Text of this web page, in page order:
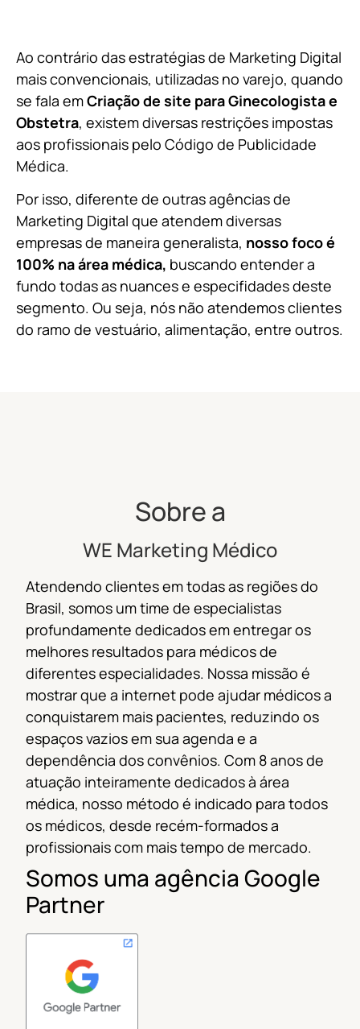
Ao contrário das estratégias de Marketing Digital
mais convencionais, utilizadas no varejo, quando
se fala emCriação de site para Ginecologista e
Obstetra, existem diversas restrições impostas
aos profissionais pelo Código de Publicidade
Médica.
Por isso, diferente de outras agências de
Marketing Digital que atendem diversas
empresas de maneira generalista, nosso foco é
100% na área médica, buscando entender a
fundo todas as nuances e especifidades deste
segmento. Ou seja, nós não atendemos clientes
do ramo de vestuário, alimentação, entre outros.
Sobre a
WE Marketing Médico
Atendendo clientes em todas as regiões do
Brasil, somos um time de especialistas
profundamente dedicados em entregar os
melhores resultados para médicos de
diferentes especialidades. Nossa missão é
mostrar que a internet pode ajudar médicos a
conquistarem mais pacientes, reduzindo os
espaços vazios em sua agenda e a
dependência dos convênios. Com 8 anos de
atuação inteiramente dedicados à área
médica, nosso método é indicado para todos
os médicos, desde recém-formados a
profissionais com mais tempo de mercado.
Somos uma agência Google
Partner